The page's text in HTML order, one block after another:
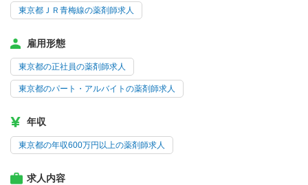
東京都ＪＲ青梅線の薬剤師求人
雇用形態
東京都の正社員の薬剤師求人
東京都のパート・アルバイトの薬剤師求人
年収
東京都の年収600万円以上の薬剤師求人
求人内容